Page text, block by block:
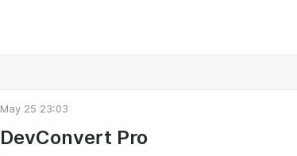
May 25 23:03
DevConvert Pro